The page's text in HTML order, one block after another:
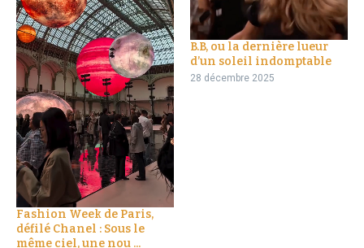
Fashion Week de Paris,
défilé Chanel : Sous le
même ciel, une nou ...
B.B, ou la dernière lueur
d’un soleil indomptable
28 décembre 2025